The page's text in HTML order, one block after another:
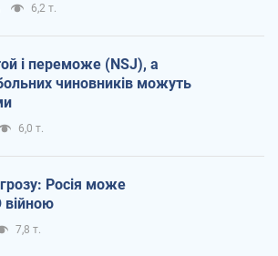
6,2 т.
і переможе (NSJ), а
чиновників можуть
6,0 т.
Росія може
війною
7,8 т.